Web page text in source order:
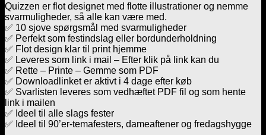
Quizzen er flot designet med flotte illustrationer og nemme
svarmuligheder, så alle kan være med.
✅ 10 sjove spørgsmål med svarmuligheder
✅ Perfekt som festindslag eller bordunderholdning
✅ Flot design klar til print hjemme
✅ Leveres som link i mail – Efter klik på link kan du
✅ Rette – Printe – Gemme som PDF
✅ Downloadlinket er aktivt i 4 dage efter køb
✅ Svarlisten leveres som vedhæftet PDF fil og som hente
link i mailen
✅ Ideel til alle slags fester
✅ Ideel til 90’er-temafesters, dameaftener og fredagshygge